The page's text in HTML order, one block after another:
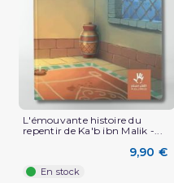
L'émouvante histoire du
repentir de Ka'b ibn Malik -...
9,90 €
En stock